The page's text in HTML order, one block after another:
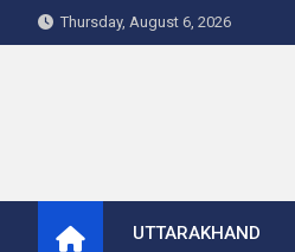
to
Thursday, August 6, 2026
UTTARAKHAND